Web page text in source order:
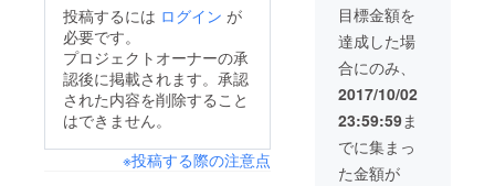
投稿するには ログイン が
必要です。
プロジェクトオーナーの承
認後に掲載されます。承認
された内容を削除すること
はできません。
※投稿する際の注意点
目標金額を
達成した場
合にのみ、
2017/10/02
23:59:59ま
でに集まっ
た金額が